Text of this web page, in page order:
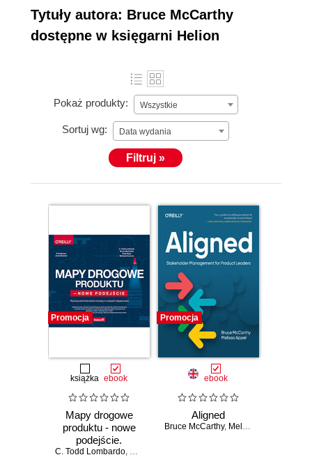
Tytuły autora: Bruce McCarthy
dostępne w księgarni Helion
Pokaż produkty: Wszystkie
Sortuj wg: Data wydania
Filtruj »
Promocja
książka ebook
Mapy drogowe
produktu - nowe
podejście.
Wyznaczanie
C. Todd Lombardo, Bruce McCarthy
Promocja
ebook
Aligned
Bruce McCarthy, Melissa Appel